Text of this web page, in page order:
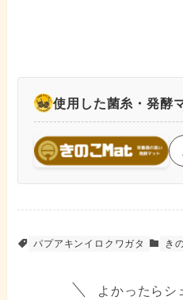
使用した菌糸・発酵
パプアキンイロクワガタ き
よかったらシ